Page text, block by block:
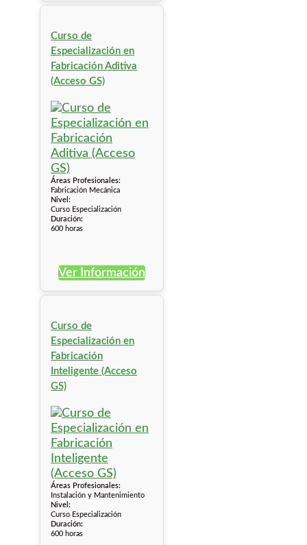
Curso de
Especialización en
Fabricación Aditiva
(Acceso GS)
Áreas Profesionales:
Fabricación Mecánica
Nivel:
Curso Especialización
Duración:
600 horas
Ver Información
Curso de
Especialización en
Fabricación
Inteligente (Acceso
GS)
Áreas Profesionales:
Instalación y Mantenimiento
Nivel:
Curso Especialización
Duración:
600 horas